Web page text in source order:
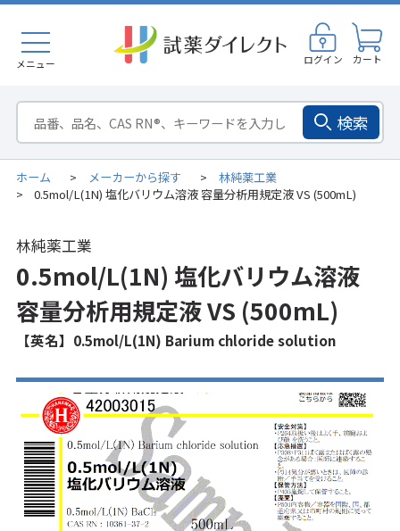
メニュー ログイン カート
検索
ホーム > メーカーから探す > 林純薬工業
> 0.5mol/L(1N) 塩化バリウム溶液 容量分析用規定液 VS (500mL)
林純薬工業
0.5mol/L(1N) 塩化バリウム溶液
容量分析用規定液 VS (500mL)
【英名】0.5mol/L(1N) Barium chloride solution